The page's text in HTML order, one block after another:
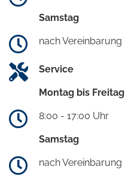
Samstag
nach Vereinbarung
Service
Montag bis Freitag
8:00 - 17:00 Uhr
Samstag
nach Vereinbarung